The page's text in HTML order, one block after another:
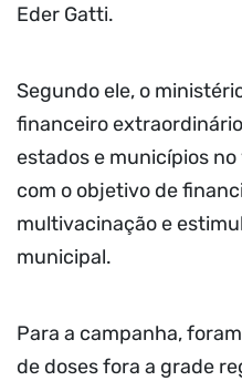
Eder Gatti.
Segundo ele, o
financeiro
estados e municípios
com o objetivo de
multivacinação e
municipal.
Para a campanha,
de doses fora a grade